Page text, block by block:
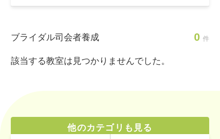
ブライダル司会者養成 0 件
該当する教室は見つかりませんでした。
他のカテゴリも見る